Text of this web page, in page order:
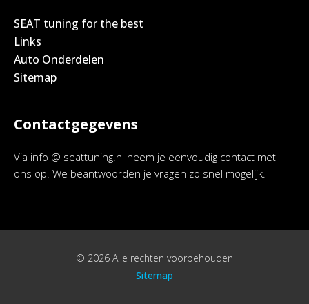
SEAT tuning for the best
Links
Auto Onderdelen
Sitemap
Contactgegevens
Via info @ seattuning.nl neem je eenvoudig contact met
ons op. We beantwoorden je vragen zo snel mogelijk.
© 2026 Alle rechten voorbehouden
Sitemap